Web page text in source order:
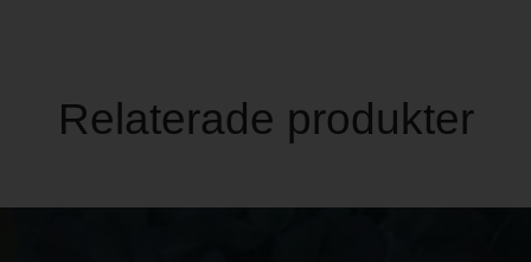
Relaterade produkter